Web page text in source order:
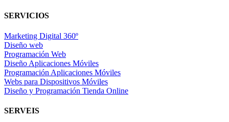
SERVICIOS
Marketing Digital 360º
Diseño web
Programación Web
Diseño Aplicaciones Móviles
Programación Aplicaciones Móviles
Webs para Dispositivos Móviles
Diseño y Programación Tienda Online
SERVEIS